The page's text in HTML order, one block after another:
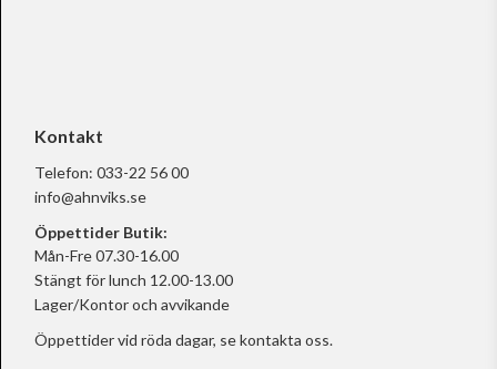
Kontakt
Telefon: 033-22 56 00
info@ahnviks.se
Öppettider Butik:
Mån-Fre 07.30-16.00
Stängt för lunch 12.00-13.00
Lager/Kontor och avvikande
Öppettider vid röda dagar, sekontakta oss.